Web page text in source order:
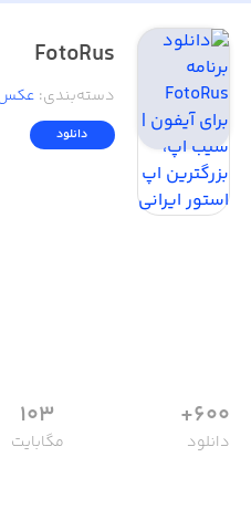
FotoRus
دسته‌بندی: عکس
دانلود
600+
دانلود
103
مگابایت